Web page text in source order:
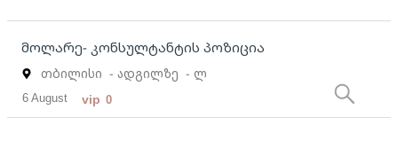
მოლარე- კონსულტანტის პოზიცია
თბილისი - ადგილზე - ლ
6 August vip 0